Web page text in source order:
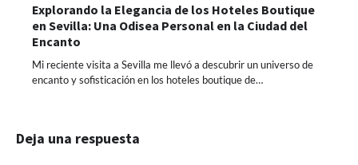
Explorando la Elegancia de los Hoteles Boutique
en Sevilla: Una Odisea Personal en la Ciudad del
Encanto
Mi reciente visita a Sevilla me llevó a descubrir un universo de
encanto y sofisticación en los hoteles boutique de…
Deja una respuesta